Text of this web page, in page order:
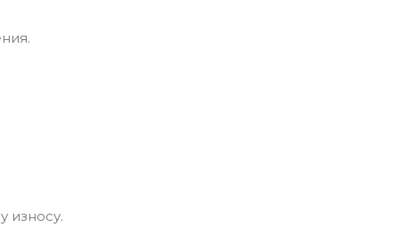
износу.